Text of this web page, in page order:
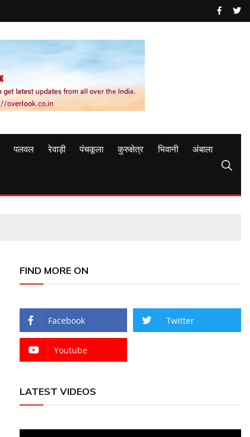
पलवल रेवाड़ी पंचकूला कुरुक्षेत्र भिवानी अंबाला
FIND MORE ON
Facebook Twitter
Youtube
LATEST VIDEOS